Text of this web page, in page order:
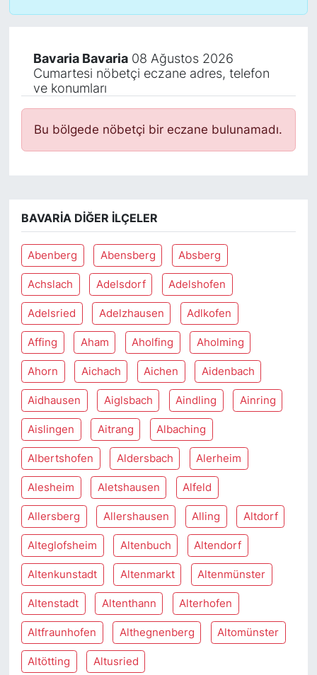
Bavaria Bavaria08 Ağustos 2026
Cumartesi nöbetçi eczane adres, telefon
ve konumları
Bu bölgede nöbetçi bir eczane bulunamadı.
BAVARIA DIĞER İLÇELER
Abenberg Abensberg Absberg
Achslach Adelsdorf Adelshofen
Adelsried Adelzhausen Adlkofen
Affing Aham Aholfing Aholming
Ahorn Aichach Aichen Aidenbach
Aidhausen Aiglsbach Aindling Ainring
Aislingen Aitrang Albaching
Albertshofen Aldersbach Alerheim
Alesheim Aletshausen Alfeld
Allersberg Allershausen Alling Altdorf
Alteglofsheim Altenbuch Altendorf
Altenkunstadt Altenmarkt Altenmünster
Altenstadt Altenthann Alterhofen
Altfraunhofen Althegnenberg Altomünster
Altötting Altusried